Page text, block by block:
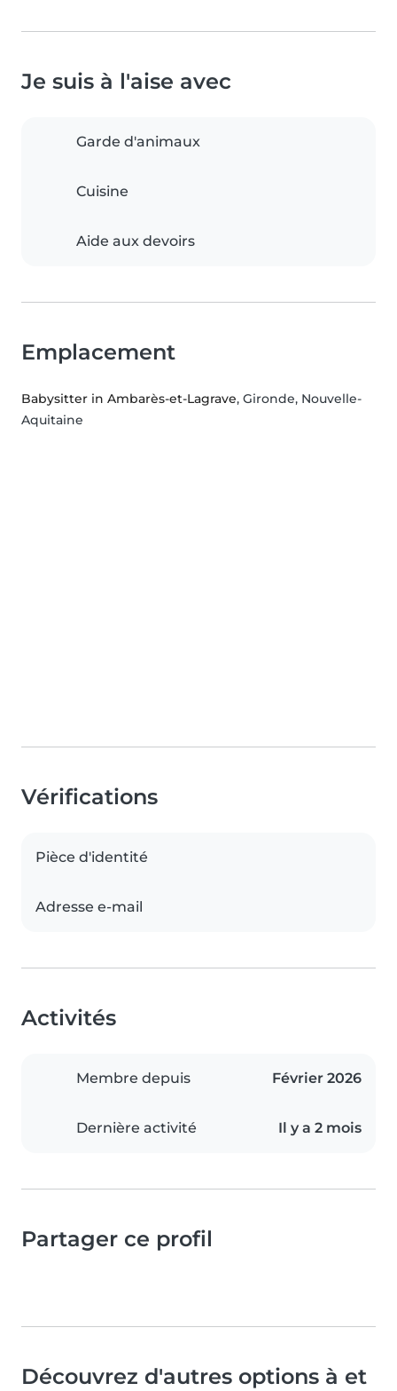
Je suis à l'aise avec
Garde d'animaux
Cuisine
Aide aux devoirs
Emplacement
Babysitter in Ambarès-et-Lagrave, Gironde, Nouvelle-
Aquitaine
Vérifications
Pièce d'identité
Adresse e-mail
Activités
Membre depuis Février 2026
Dernière activité Il y a 2 mois
Partager ce profil
Découvrez d'autres options à et